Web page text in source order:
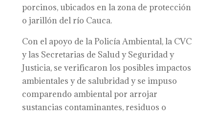
porcinos, ubicados en la zona de protección
o jarillón del río Cauca.
Con el apoyo de la Policía Ambiental, la CVC
y las Secretarias de Salud y Seguridad y
Justicia, se verificaron los posibles impactos
ambientales y de salubridad y se impuso
comparendo ambiental por arrojar
sustancias contaminantes, residuos o